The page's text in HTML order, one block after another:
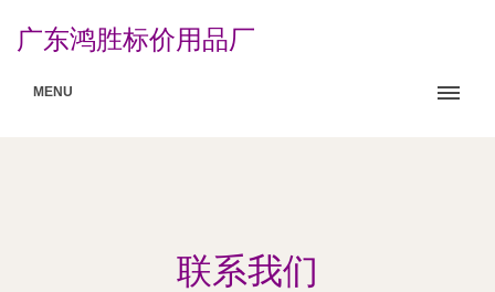
广东鸿胜标价用品厂
MENU
联系我们